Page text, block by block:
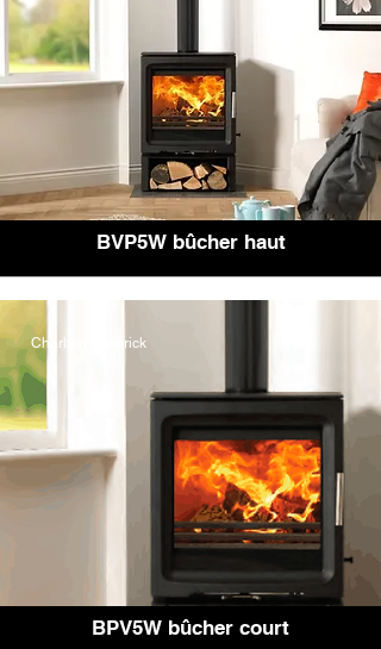
BVP5W bûcher haut
Charlton & jenrick
BPV5W bûcher court